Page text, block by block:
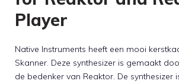
Player
Native Instruments heeft een mooi
Skanner. Deze synthesizer is gemaakt
de bedenker van Reaktor. De synthesizer